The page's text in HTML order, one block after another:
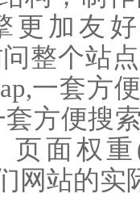
更加友
问整个站
一套方
方便搜
页面权
网站的实